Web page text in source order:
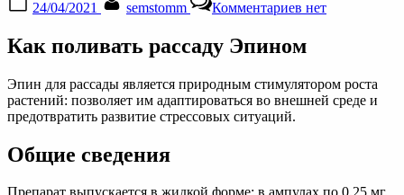
on
24/04/2021 semstomm Комментариевзаписи
Экстра:
по
применению
нет
Как поливать рассаду Эпином
Эпин для рассады является природным стимулятором роста
растений: позволяет им адаптироваться во внешней среде и
предотвратить развитие стрессовых ситуаций.
Общие сведения